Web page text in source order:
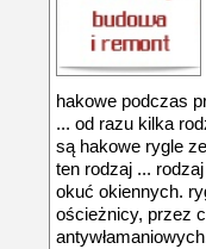
hakowe podczas
... od razu kilka
są hakowe rygle
ten rodzaj ...
okuć okiennych.
ościeżnicy, przez